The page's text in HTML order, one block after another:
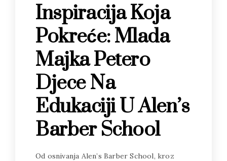
Inspiracija Koja
Pokreće: Mlada
Majka Petero
Djece Na
Edukaciji U Alen’s
Barber School
Od osnivanja Alen’s Barber School, kroz